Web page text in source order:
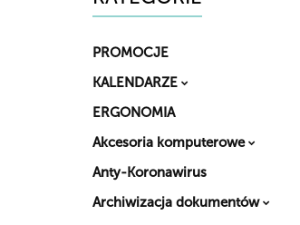
PROMOCJE
KALENDARZE
ERGONOMIA
Akcesoria komputerowe
Anty-Koronawirus
Archiwizacja dokumentów